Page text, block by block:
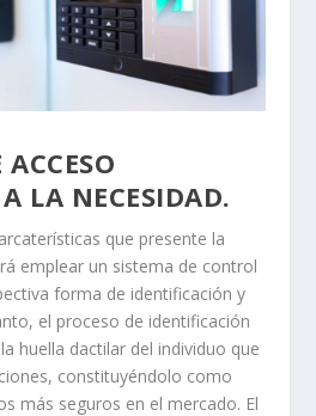
LA NECESIDAD.
que presente la
emplear un sistema de control
forma de identificación y
el proceso de identificación
huella dactilar del individuo que
constituyéndolo como
más seguros en el mercado. El